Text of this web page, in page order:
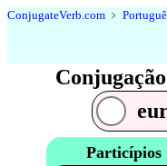
ConjugateVerb.com ﹥
Particípios